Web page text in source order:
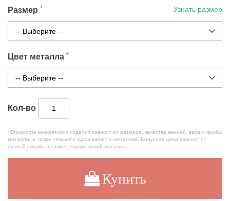
Размер Узнать размер
Цвет металла
Кол-во
*Стоимость конкретного изделия зависит от размера, качества камней, веса и пробы
металла, а также текущего курса валют и металлов. Бонусная цена зависит от
личной скидки, а также текущих акций магазина.
Купить